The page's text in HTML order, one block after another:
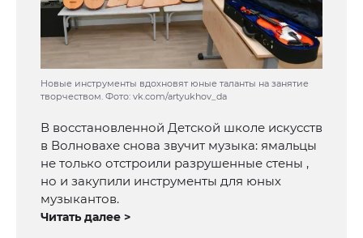
Новые инструменты вдохновят юные таланты на занятие
творчеством. Фото: vk.com/artyukhov_da
В восстановленной Детской школе искусств
в Волновахе снова звучит музыка: ямальцы
не только отстроили разрушенные стены ,
но и закупили инструменты для юных
музыкантов.
Читать далее >